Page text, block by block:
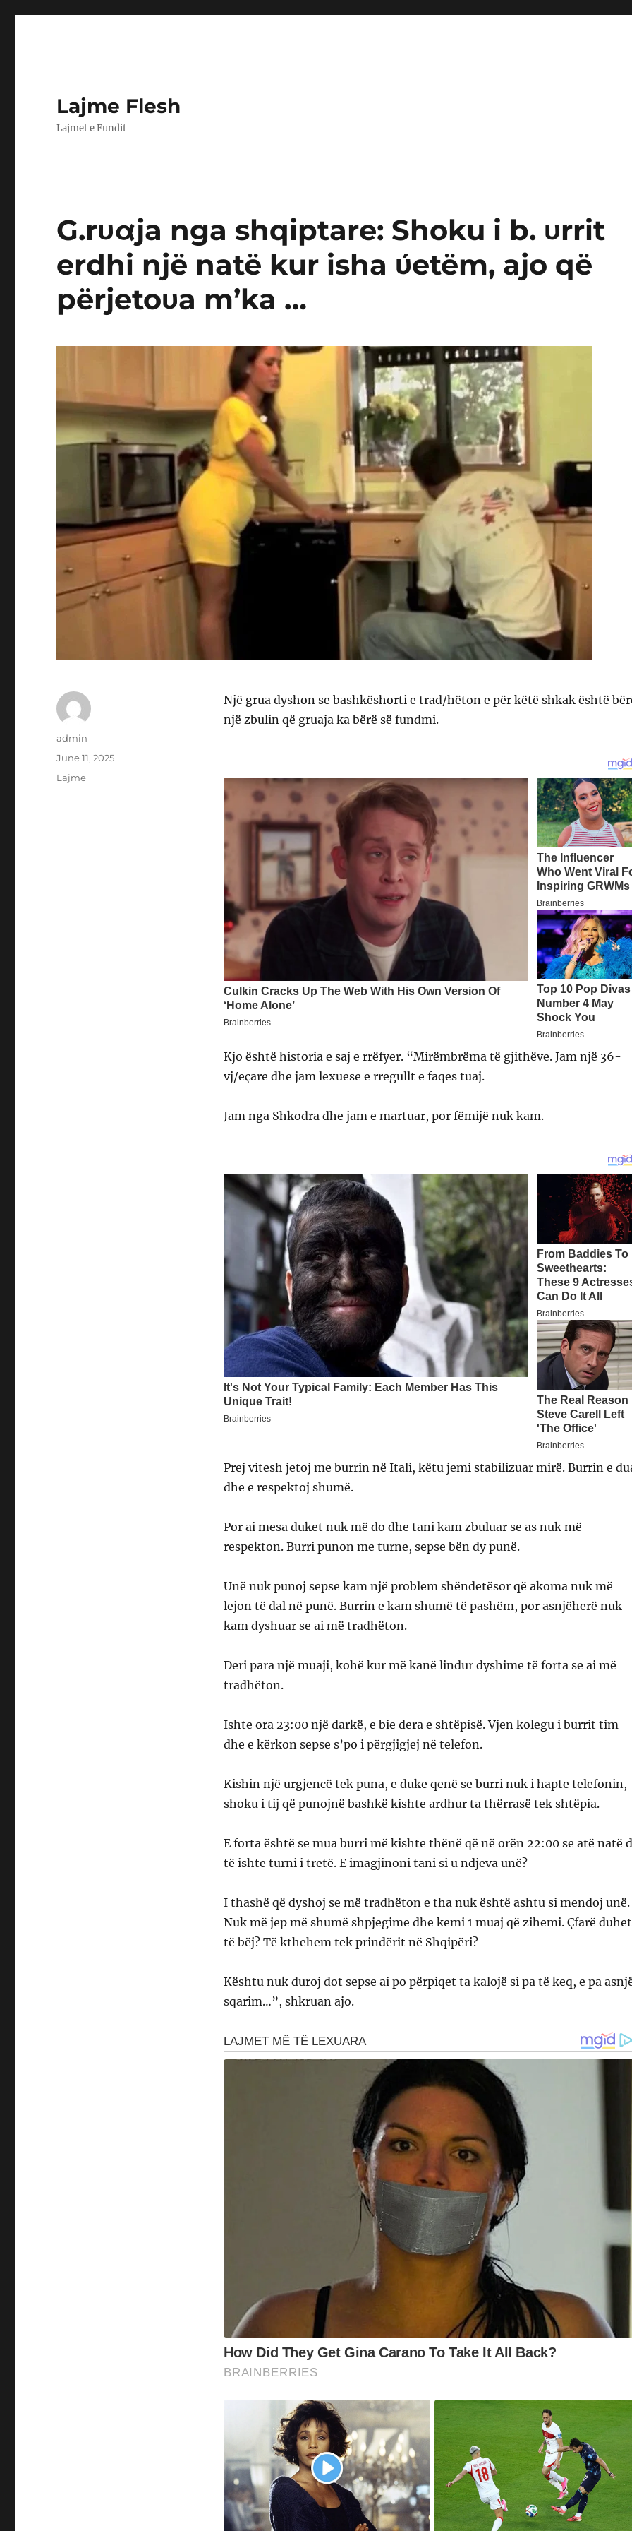
Lajme Flesh
Lajmet e Fundit
G.rυαja nga shqiptare: Shoku i b. υrrit
erdhi një natë kur isha ύetëm, ajo që
përjetoυa m’ka …
Një grua dyshon se bashkëshorti e trad/hëton e për këtë shkak është
një zbulin që gruaja ka bërë së fundmi.
Kjo është historia e saj e rrëfyer. “Mirëmbrëma të gjithëve. Jam një 36-
vj/eçare dhe jam lexuese e rregullt e faqes tuaj.
Jam nga Shkodra dhe jam e martuar, por fëmijë nuk kam.
Prej vitesh jetoj me burrin në Itali, këtu jemi stabilizuar mirë. Burrin e
dhe e respektoj shumë.
Por ai mesa duket nuk më do dhe tani kam zbuluar se as nuk më
respekton. Burri punon me turne, sepse bën dy punë.
Unë nuk punoj sepse kam një problem shëndetësor që akoma nuk më
lejon të dal në punë. Burrin e kam shumë të pashëm, por asnjëherë nuk
kam dyshuar se ai më tradhëton.
Deri para një muaji, kohë kur më kanë lindur dyshime të forta se ai më
tradhëton.
Ishte ora 23:00 një darkë, e bie dera e shtëpisë. Vjen kolegu i burrit tim
dhe e kërkon sepse s’po i përgjigjej në telefon.
Kishin një urgjencë tek puna, e duke qenë se burri nuk i hapte telefonin,
shoku i tij që punojnë bashkë kishte ardhur ta thërrasë tek shtëpia.
E forta është se mua burri më kishte thënë që në orën 22:00 se atë natë
të ishte turni i tretë. E imagjinoni tani si u ndjeva unë?
I thashë që dyshoj se më tradhëton e tha nuk është ashtu si mendoj unë.
Nuk më jep më shumë shpjegime dhe kemi 1 muaj që zihemi. Çfarë duhet
të bëj? Të kthehem tek prindërit në Shqipëri?
Kështu nuk duroj dot sepse ai po përpiqet ta kalojë si pa të keq, e pa
sqarim…”, shkruan ajo.
Author
admin
Posted
June 11, 2025
Categories
Lajme